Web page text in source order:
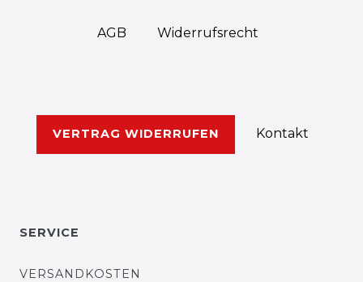
AGB Widerrufs­recht
VERTRAG WIDERRUFEN Kontakt
SERVICE
VERSANDKOSTEN